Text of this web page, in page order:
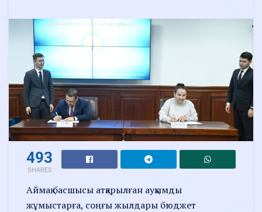
493
SHARES
Аймақ басшысы атқарылған ауқымды
жұмыстарға, соңғы жылдары бюджет